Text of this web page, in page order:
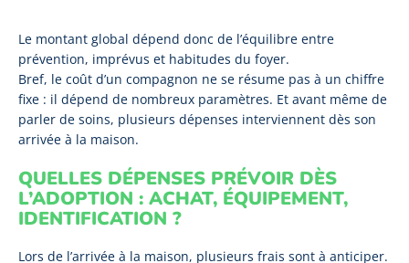
Le montant global dépend donc de l’équilibre entre
prévention, imprévus et habitudes du foyer.
Bref, le coût d’un compagnon ne se résume pas à un chiffre
fixe : il dépend de nombreux paramètres. Et avant même de
parler de soins, plusieurs dépenses interviennent dès son
arrivée à la maison.
QUELLES DÉPENSES PRÉVOIR DÈS
L’ADOPTION : ACHAT, ÉQUIPEMENT,
IDENTIFICATION ?
Lors de l’arrivée à la maison, plusieurs frais sont à anticiper.